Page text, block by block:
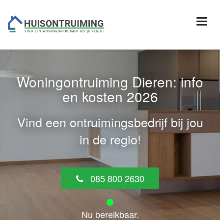
Woningontruiming Dieren: info
en kosten 2026
Vind een ontruimingsbedrijf bij jou
in de regio!
085 800 2630
Nu bereikbaar.